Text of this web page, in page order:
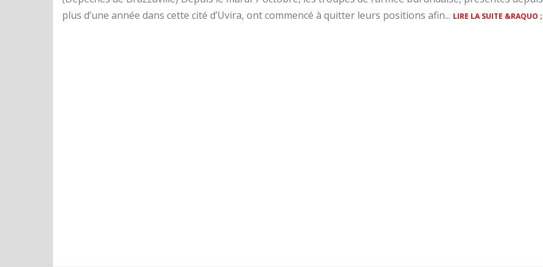
plus d’une année dans cette cité d’Uvira, ont commencé à quitter leurs positions afin... LIRE LA SUITE &RAQUO ;